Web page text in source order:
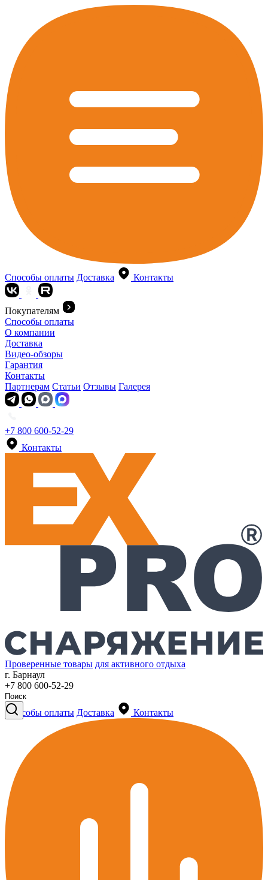
Способы оплаты Доставка Контакты
Покупателям
Способы оплаты
О компании
Доставка
Видео-обзоры
Гарантия
Контакты
Партнерам Статьи Отзывы Галерея
+7 800 600-52-29
Контакты
Проверенные товары для активного отдыха
г. Барнаул
+7 800 600-52-29
Способы оплаты Доставка Контакты